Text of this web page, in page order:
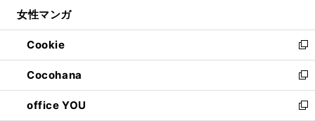
開
く
ウ
で
開
く
ン
ド
ウ
で
開
く
ウ
ィ
ン
ド
ウ
で
女性マンガ
Cookie
新
し
い
ウ
ィ
Cocohana
新
し
い
office YOU
新